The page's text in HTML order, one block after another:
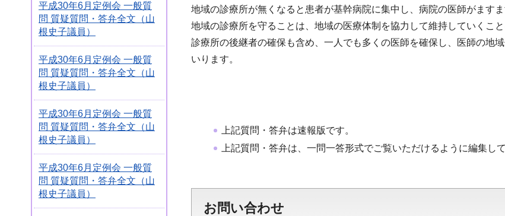
平成30年6月定例会 一般質
問 質疑質問・答弁全文（山
根史子議員）
平成30年6月定例会 一般質
問 質疑質問・答弁全文（山
根史子議員）
平成30年6月定例会 一般質
問 質疑質問・答弁全文（山
根史子議員）
平成30年6月定例会 一般質
問 質疑質問・答弁全文（山
根史子議員）
地域の診療所が無くなると患者が基幹病院に集中し、病院の医師がます
地域の診療所を守ることは、地域の医療体制を協力して維持していくこ
診療所の後継者の確保も含め、一人でも多くの医師を確保し、医師の地
いります。
上記質問・答弁は速報版です。
上記質問・答弁は、一問一答形式でご覧いただけるように編集し
お問い合わせ